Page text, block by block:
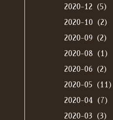
2020-12（5）
2020-10（2）
2020-09（2）
2020-08（1）
2020-06（2）
2020-05（11）
2020-04（7）
2020-03（3）